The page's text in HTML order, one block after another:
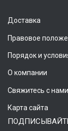
Доставка
Правовое
Порядок и
О компании
Свяжитесь с нами
Карта сайта